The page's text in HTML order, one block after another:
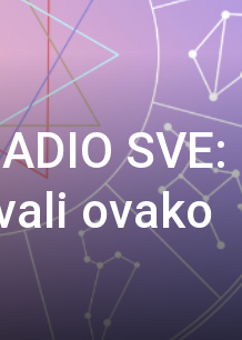
SVE:
ovako